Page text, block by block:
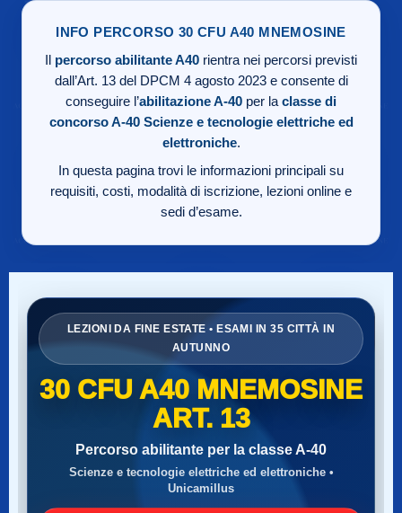
INFO PERCORSO 30 CFU A40 MNEMOSINE
percorso abilitante A40 rientra nei percorsi previsti
dall’Art. 13 del DPCM 4 agosto 2023 e consente di
conseguire l’abilitazione A-40 per la classe di
concorso A-40 Scienze e tecnologie elettriche ed
elettroniche.
In questa pagina trovi le informazioni principali su
requisiti, costi, modalità di iscrizione, lezioni online e
sedi d’esame.
LEZIONI DA FINE ESTATE • ESAMI IN 35 CITTÀ IN
AUTUNNO
30 CFU A40 MNEMOSINE
ART. 13
Percorso abilitante per la classe A-40
Scienze e tecnologie elettriche ed elettroniche •
Unicamillus